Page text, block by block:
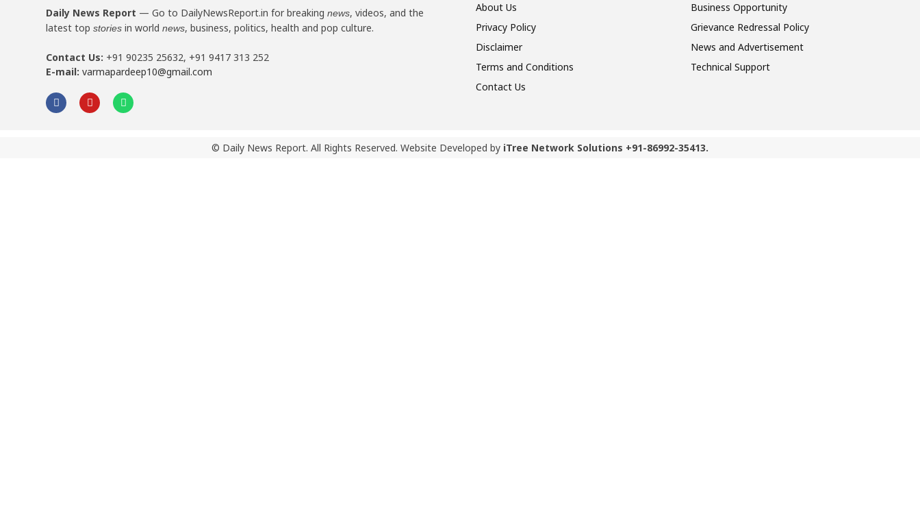
Daily News Report — Go to DailyNewsReport.in for breaking news, videos, and the
latest top stories in world news, business, politics, health and pop culture.
Contact Us: +91 90235 25632, +91 9417 313 252
E-mail: varmapardeep10@gmail.com
About Us
Privacy Policy
Disclaimer
Terms and Conditions
Contact Us
Business Opportunity
Grievance Redressal Policy
News and Advertisement
Technical Support
© Daily News Report. All Rights Reserved. Website Developed by iTree Network Solutions +91-86992-35413.